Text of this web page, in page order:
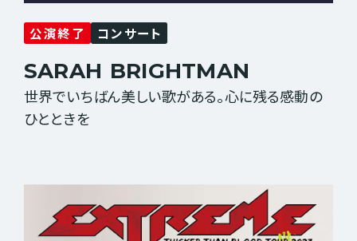
公演終了 コンサート
SARAH BRIGHTMAN
世界でいちばん美しい歌がある。心に残る感動の
ひとときを